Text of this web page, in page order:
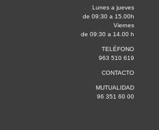
Lunes a jueves
de 09:30 a 15.00h
Viernes
de 09:30 a 14.00 h
TELÉFONO
963 510 619
CONTACTO
MUTUALIDAD
96 351 60 00